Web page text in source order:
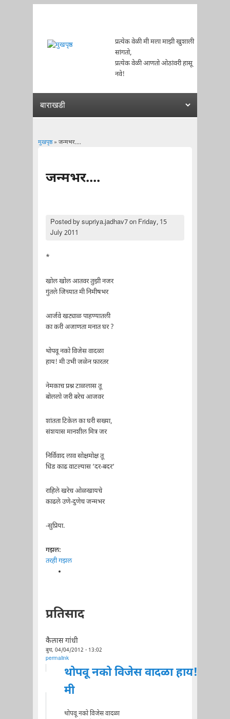
प्रत्येक वेळी मी मला माझी खुशाली
सांगतो,
प्रत्येक वेळी आणतो ओठांवरी हासू
नवे!
मुखपृष्ठ» जन्मभर....
जन्मभर....
Posted bysupriya.jadhav7on Friday, 15
July 2011
*
खोल खोल आतवर तुझी नजर
गुंतले जिच्यात मी निमीषभर
आर्जवे खट्याळ पाहण्यातली
का करी अजाणता मनात घर ?
थोपवू नको विजेस वादळा
हाय! मी उभी जळेन फ़ारतर
नेमकाच प्रश्न टाळलास तू
बोललो जरी बरेच आजवर
शांतता टिकेल का घरी सख्या,
संशयास मानशील मित्र जर
निर्विवाद लाव सोक्षमोक्ष तू
धिंड काढ वाटल्यास ’दर-बदर’
राहिले खरेच ओळखायचे
काढले उणे-दुणेच जन्मभर
-सुप्रिया.
गझल:
तरही गझल
प्रतिसाद
कैलास गांधी
बुध, 04/04/2012 - 13:02
permalink
थोपवू नको विजेस वादळा हाय!
मी
थोपवू नको विजेस वादळा